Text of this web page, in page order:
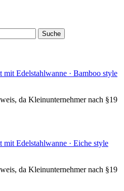
Suche
Edelstahlwanne · Bamboo style
da Kleinunternehmer nach §19
Edelstahlwanne · Eiche style
da Kleinunternehmer nach §19